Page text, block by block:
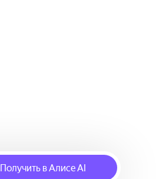
Получить в Алисе AI